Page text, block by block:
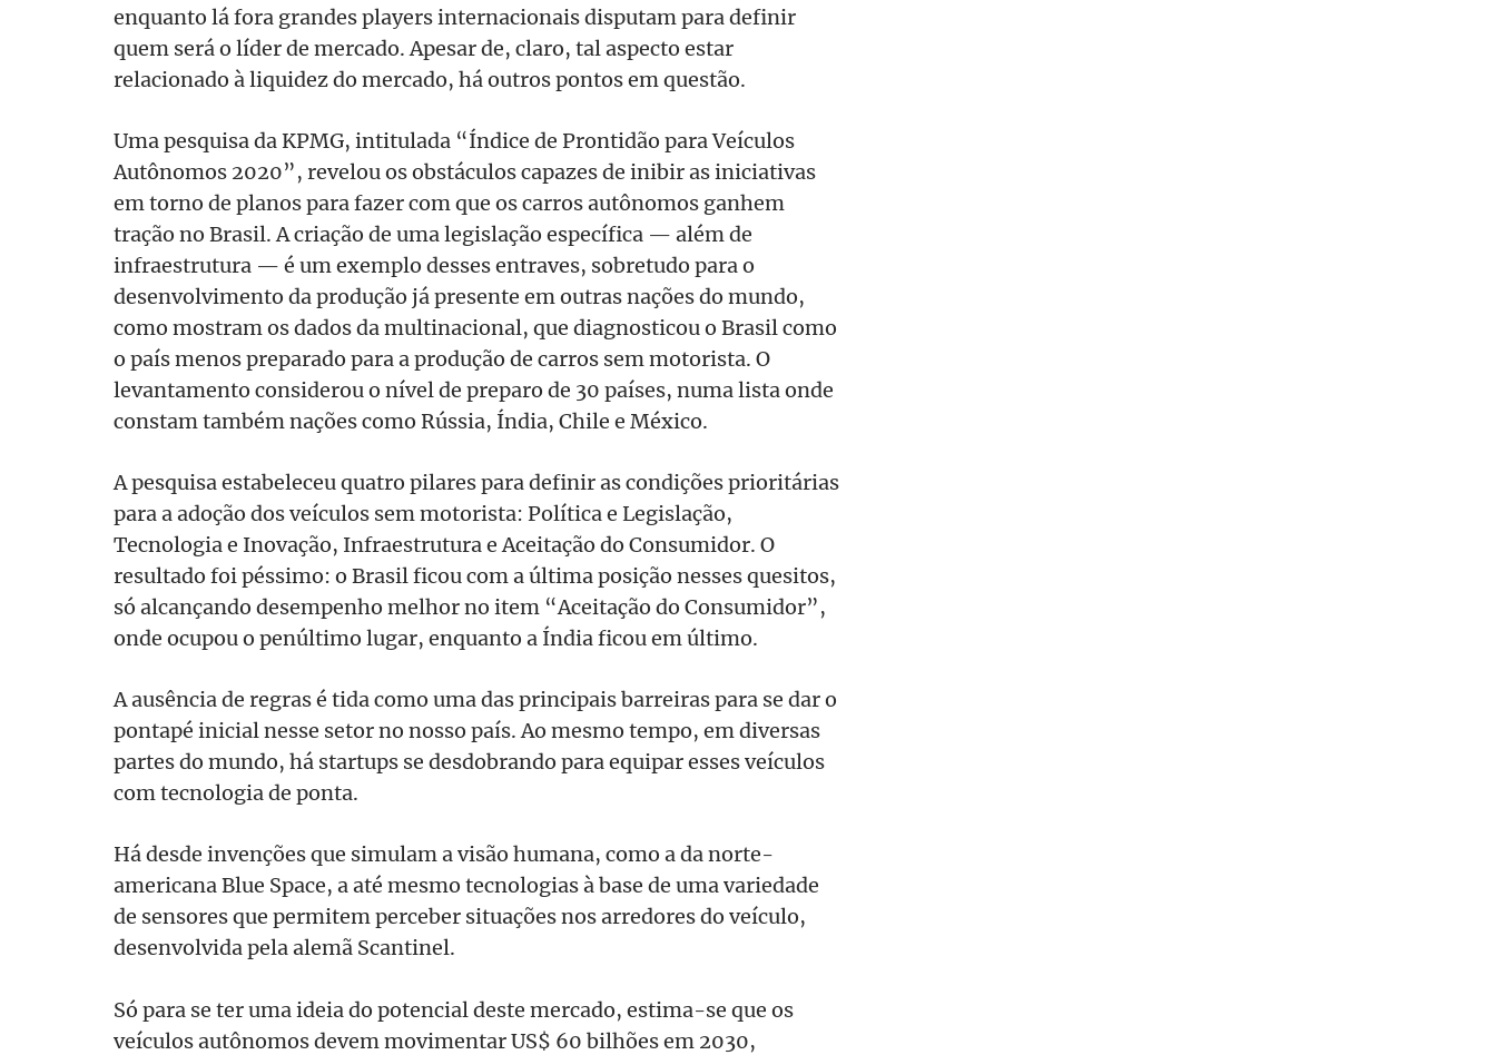
enquanto lá fora grandes players internacionais disputam para definir
quem será o líder de mercado. Apesar de, claro, tal aspecto estar
relacionado à liquidez do mercado, há outros pontos em questão.
Uma pesquisa da KPMG, intitulada “Índice de Prontidão para Veículos
Autônomos 2020”, revelou os obstáculos capazes de inibir as iniciativas
em torno de planos para fazer com que os carros autônomos ganhem
tração no Brasil. A criação de uma legislação específica — além de
infraestrutura — é um exemplo desses entraves, sobretudo para o
desenvolvimento da produção já presente em outras nações do mundo,
como mostram os dados da multinacional, que diagnosticou o Brasil como
o país menos preparado para a produção de carros sem motorista. O
levantamento considerou o nível de preparo de 30 países, numa lista onde
constam também nações como Rússia, Índia, Chile e México.
A pesquisa estabeleceu quatro pilares para definir as condições prioritárias
para a adoção dos veículos sem motorista: Política e Legislação,
Tecnologia e Inovação, Infraestrutura e Aceitação do Consumidor. O
resultado foi péssimo: o Brasil ficou com a última posição nesses quesitos,
só alcançando desempenho melhor no item “Aceitação do Consumidor”,
onde ocupou o penúltimo lugar, enquanto a Índia ficou em último.
A ausência de regras é tida como uma das principais barreiras para se dar o
pontapé inicial nesse setor no nosso país. Ao mesmo tempo, em diversas
partes do mundo, há startups se desdobrando para equipar esses veículos
com tecnologia de ponta.
Há desde invenções que simulam a visão humana, como a da norte-
americana Blue Space, a até mesmo tecnologias à base de uma variedade
de sensores que permitem perceber situações nos arredores do veículo,
desenvolvida pela alemã Scantinel.
Só para se ter uma ideia do potencial deste mercado, estima-se que os
veículos autônomos devem movimentar US$ 60 bilhões em 2030,